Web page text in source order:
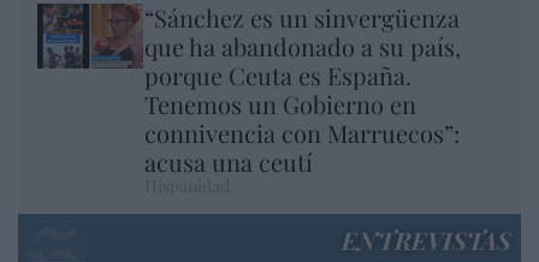
“Sánchez es un sinvergüenza
que ha abandonado a su país,
porque Ceuta es España.
Tenemos un Gobierno en
connivencia con Marruecos”:
acusa una ceutí
ENTREVISTAS